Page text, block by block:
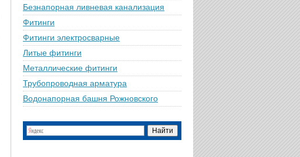
Безнапорная ливневая канализация
Фитинги
Фитинги электросварные
Литые фитинги
Металлические фитинги
Трубопроводная арматура
Водонапорная башня Рожновского